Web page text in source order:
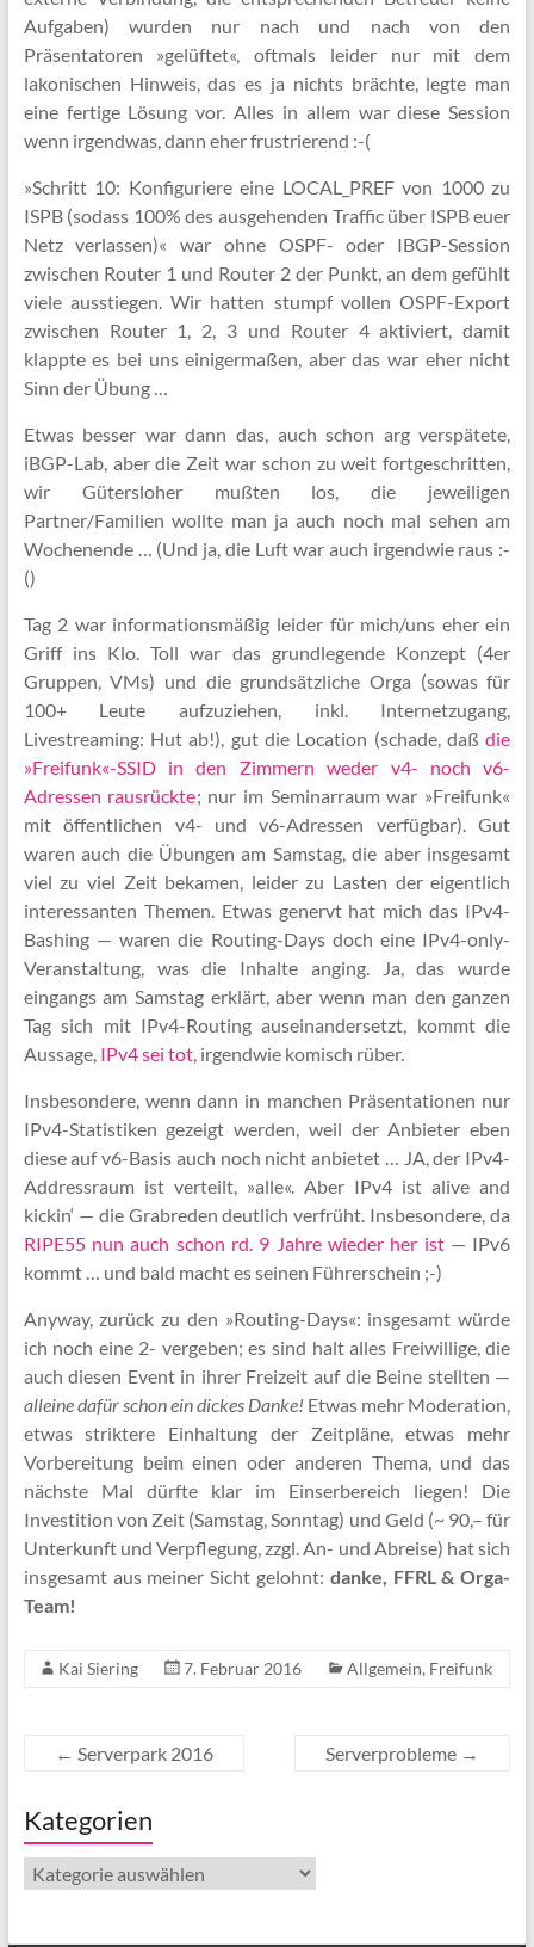
Aufgaben) wurden nur nach und nach von den
Präsentatoren »gelüftet«, oftmals leider nur mit dem
lakonischen Hinweis, das es ja nichts brächte, legte man
eine fertige Lösung vor. Alles in allem war diese Session
wenn irgendwas, dann eher frustrierend :-(
»Schritt 10: Konfiguriere eine LOCAL_PREF von 1000 zu
ISP­B (sodass 100% des ausgehenden Traffic über ISP­B euer
Netz verlassen)« war ohne OSPF- oder IBGP-Session
zwischen Router 1 und Router 2 der Punkt, an dem gefühlt
viele ausstiegen. Wir hatten stumpf vollen OSPF-Export
zwischen Router 1, 2, 3 und Router 4 aktiviert, damit
klappte es bei uns einigermaßen, aber das war eher nicht
Sinn der Übung …
Etwas besser war dann das, auch schon arg verspätete,
iBGP-Lab, aber die Zeit war schon zu weit fortgeschritten,
wir Gütersloher mußten los, die jeweiligen
Partner/Familien wollte man ja auch noch mal sehen am
Wochenende … (Und ja, die Luft war auch irgendwie raus :-
()
Tag 2 war informationsmäßig leider für mich/uns eher ein
Griff ins Klo. Toll war das grundlegende Konzept (4er
Gruppen, VMs) und die grundsätzliche Orga (sowas für
100+ Leute aufzuziehen, inkl. Internetzugang,
Livestreaming: Hut ab!), gut die Location (schade, daßdie
»Freifunk«-SSID in den Zimmern weder v4- noch v6-
Adressen rausrückte; nur im Seminarraum war »Freifunk«
mit öffentlichen v4- und v6-Adressen verfügbar). Gut
waren auch die Übungen am Samstag, die aber insgesamt
viel zu viel Zeit bekamen, leider zu Lasten der eigentlich
interessanten Themen. Etwas genervt hat mich das IPv4-
Bashing — waren die Routing-Days doch eine IPv4-only-
Veranstaltung, was die Inhalte anging. Ja, das wurde
eingangs am Samstag erklärt, aber wenn man den ganzen
Tag sich mit IPv4-Routing auseinandersetzt, kommt die
Aussage, IPv4 sei tot, irgendwie komisch rüber.
Insbesondere, wenn dann in manchen Präsentationen nur
IPv4-Statistiken gezeigt werden, weil der Anbieter eben
diese auf v6-Basis auch noch nicht anbietet … JA, der IPv4-
Addressraum ist verteilt, »alle«. Aber IPv4 ist alive and
kickin‘ — die Grabreden deutlich verfrüht. Insbesondere, da
RIPE55 nun auch schon rd. 9 Jahre wieder her ist— IPv6
kommt … und bald macht es seinen Füh­rer­schein ;-)
Anyway, zurück zu den »Routing-Days«: insgesamt würde
ich noch eine 2- vergeben; es sind halt alles Freiwillige, die
auch diesen Event in ihrer Freizeit auf die Beine stellten —
alleine dafür schon ein dickes Danke! Etwas mehr Moderation,
etwas striktere Einhaltung der Zeitpläne, etwas mehr
Vorbereitung beim einen oder anderen Thema, und das
nächste Mal dürfte klar im Einserbereich liegen! Die
Investition von Zeit (Samstag, Sonntag) und Geld (~ 90,– für
Unterkunft und Verpflegung, zzgl. An- und Abreise) hat sich
insgesamt aus meiner Sicht gelohnt: danke, FFRL & Orga-
Team!
Kai Siering 7. Februar 2016 Allgemein, Freifunk
← Serverpark 2016 Serverprobleme →
Kategorien
Kategorien